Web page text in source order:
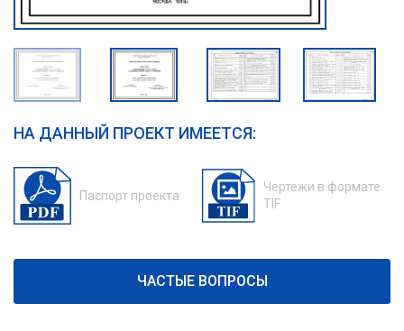
НА ДАННЫЙ ПРОЕКТ ИМЕЕТСЯ:
Паспорт проекта
Чертежи в формате
TIF
ЧАСТЫЕ ВОПРОСЫ